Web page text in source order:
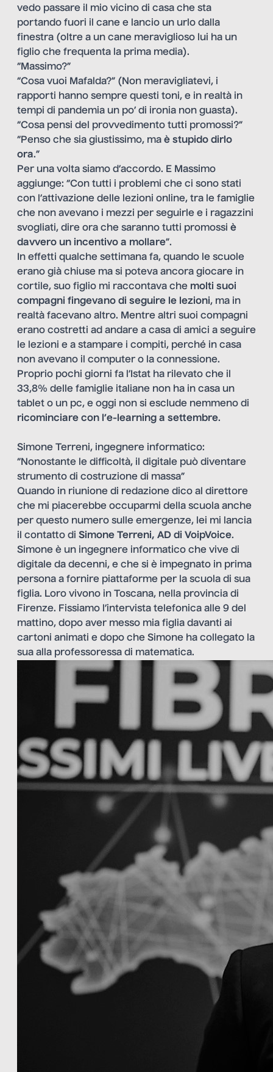
vedo passare il mio vicino di casa che sta
portando fuori il cane e lancio un urlo dalla
finestra (oltre a un cane meraviglioso lui ha un
figlio che frequenta la prima media).
“Massimo?”
“Cosa vuoi Mafalda?” (Non meravigliatevi, i
rapporti hanno sempre questi toni, e in realtà in
tempi di pandemia un po’ di ironia non guasta).
“Cosa pensi del provvedimento tutti promossi?”
“Penso che sia giustissimo, ma è stupido dirlo
ora.”
Per una volta siamo d’accordo. E Massimo
aggiunge: “Con tutti i problemi che ci sono stati
con l’attivazione delle lezioni online, tra le famiglie
che non avevano i mezzi per seguirle e i ragazzini
svogliati, dire ora che saranno tutti promossi è
davvero un incentivo a mollare”.
In effetti qualche settimana fa, quando le scuole
erano già chiuse ma si poteva ancora giocare in
cortile, suo figlio mi raccontava che molti suoi
compagni fingevano di seguire le lezioni, ma in
realtà facevano altro. Mentre altri suoi compagni
erano costretti ad andare a casa di amici a seguire
le lezioni e a stampare i compiti, perché in casa
non avevano il computer o la connessione.
Proprio pochi giorni fa l’Istat ha rilevato che il
33,8% delle famiglie italiane non ha in casa un
tablet o un pc, e oggi non si esclude nemmeno di
ricominciare con l’e-learning a settembre.
Simone Terreni, ingegnere informatico:
“Nonostante le difficoltà, il digitale può diventare
strumento di costruzione di massa”
Quando in riunione di redazione dico al direttore
che mi piacerebbe occuparmi della scuola anche
per questo numero sulle emergenze, lei mi lancia
il contatto di Simone Terreni, AD di VoipVoice.
Simone è un ingegnere informatico che vive di
digitale da decenni, e che si è impegnato in prima
persona a fornire piattaforme per la scuola di sua
figlia. Loro vivono in Toscana, nella provincia di
Firenze. Fissiamo l’intervista telefonica alle 9 del
mattino, dopo aver messo mia figlia davanti ai
cartoni animati e dopo che Simone ha collegato la
sua alla professoressa di matematica.